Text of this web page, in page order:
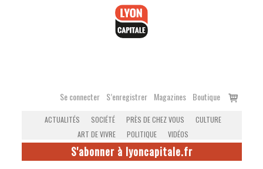
Se connecter S’enregistrer Magazines Boutique
Voir
ACTUALITÉS SOCIÉTÉ PRÈS DE CHEZ VOUS
CULTURE
ART DE VIVRE
POLITIQUE VIDÉOS
S'abonner à lyoncapitale.fr